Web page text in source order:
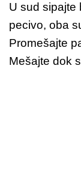
U sud sipajte
pecivo, oba
Promešajte
Mešajte dok